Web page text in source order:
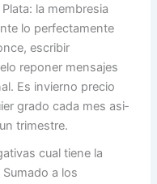
la membresia
lo perfectamente
escribir
reponer mensajes
Es invierno precio
grado cada mes asi­
trimestre.
cual tiene la
a los